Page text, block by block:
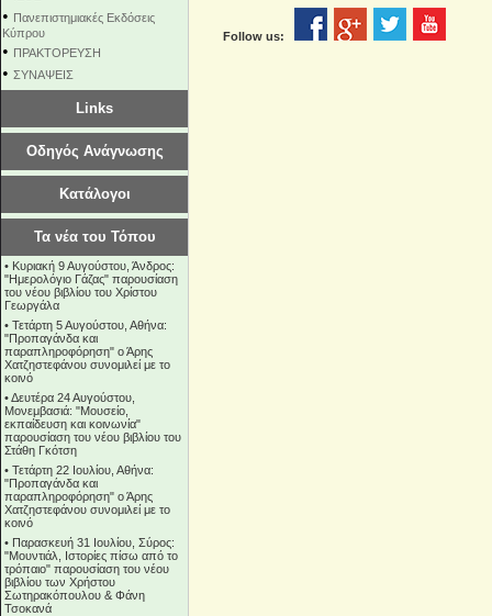
• Πανεπιστημιακές Εκδόσεις
Κύπρου
• ΠΡΑΚΤΟΡΕΥΣΗ
• ΣΥΝΑΨΕΙΣ
Links
Οδηγός Ανάγνωσης
Κατάλογοι
Τα νέα του Τόπου
• Κυριακή 9 Αυγούστου, Άνδρος:
"Ημερολόγιο Γάζας" παρουσίαση
του νέου βιβλίου του Χρίστου
Γεωργάλα
• Τετάρτη 5 Αυγούστου, Αθήνα:
"Προπαγάνδα και
παραπληροφόρηση" ο Άρης
Χατζηστεφάνου συνομιλεί με το
κοινό
•Δευτέρα 24 Αυγούστου,
Μονεμβασιά: "Μουσείο,
εκπαίδευση και κοινωνία"
παρουσίαση του νέου βιβλίου του
Στάθη Γκότση
• Τετάρτη 22 Ιουλίου, Αθήνα:
"Προπαγάνδα και
παραπληροφόρηση" ο Άρης
Χατζηστεφάνου συνομιλεί με το
κοινό
• Παρασκευή 31 Ιουλίου, Σύρος:
"Μουντιάλ, Ιστορίες πίσω από το
τρόπαιο" παρουσίαση του νέου
βιβλίου των Χρήστου
Σωτηρακόπουλου & Φάνη
Τσοκανά
Follow us: